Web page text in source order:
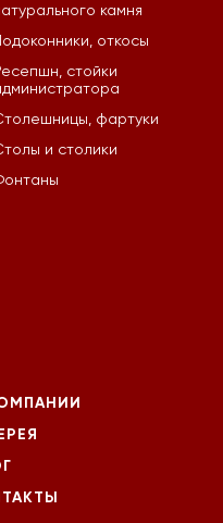
камня
Подоконники, откосы
стойки
фартуки
и столики